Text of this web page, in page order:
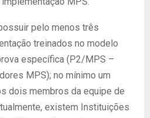
pelo menos três
treinados no modelo
específica (P2/MPS –
MPS); no mínimo um
dois membros da equipe de
existem Instituições